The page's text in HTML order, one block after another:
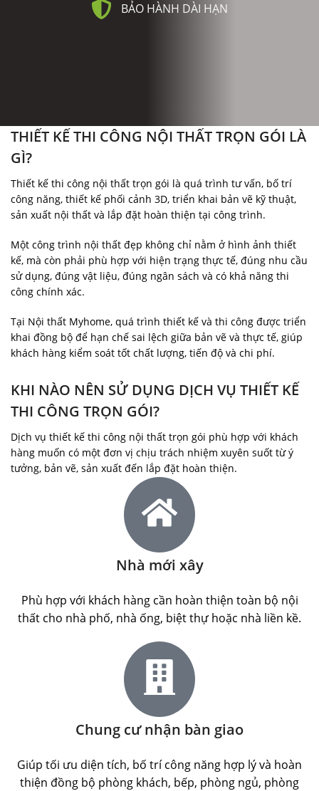
BẢO HÀNH DÀI HẠN
THIẾT KẾ THI CÔNG NỘI THẤT TRỌN GÓI LÀ
GÌ?
Thiết kế thi công nội thất trọn gói là quá trình tư vấn, bố trí
công năng, thiết kế phối cảnh 3D, triển khai bản vẽ kỹ thuật,
sản xuất nội thất và lắp đặt hoàn thiện tại công trình.
Một công trình nội thất đẹp không chỉ nằm ở hình ảnh thiết
kế, mà còn phải phù hợp với hiện trạng thực tế, đúng nhu cầu
sử dụng, đúng vật liệu, đúng ngân sách và có khả năng thi
công chính xác.
Tại Nội thất Myhome, quá trình thiết kế và thi công được triển
khai đồng bộ để hạn chế sai lệch giữa bản vẽ và thực tế, giúp
khách hàng kiểm soát tốt chất lượng, tiến độ và chi phí.
KHI NÀO NÊN SỬ DỤNG DỊCH VỤ THIẾT KẾ
THI CÔNG TRỌN GÓI?
Dịch vụ thiết kế thi công nội thất trọn gói phù hợp với khách
hàng muốn có một đơn vị chịu trách nhiệm xuyên suốt từ ý
tưởng, bản vẽ, sản xuất đến lắp đặt hoàn thiện.
Nhà mới xây
Phù hợp với khách hàng cần hoàn thiện toàn bộ nội
thất cho nhà phố, nhà ống, biệt thự hoặc nhà liền kề.
Chung cư nhận bàn giao
Giúp tối ưu diện tích, bố trí công năng hợp lý và hoàn
thiện đồng bộ phòng khách, bếp, phòng ngủ, phòng